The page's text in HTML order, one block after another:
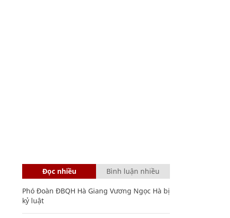
Đọc nhiều Bình luận nhiều
Phó Đoàn ĐBQH Hà Giang Vương Ngọc Hà bị
kỷ luật